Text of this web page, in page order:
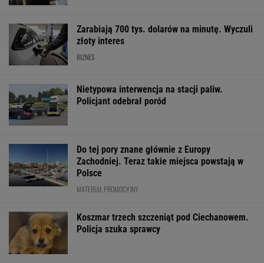
Zarabiają 700 tys. dolarów na minutę. Wyczuli
złoty interes
BIZNES
Nietypowa interwencja na stacji paliw.
Policjant odebrał poród
Do tej pory znane głównie z Europy
Zachodniej. Teraz takie miejsca powstają w
Polsce
MATERIAŁ PROMOCYJNY
Koszmar trzech szczeniąt pod Ciechanowem.
Policja szuka sprawcy